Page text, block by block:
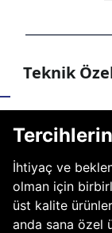
Teknik
İhtiyaç ve
olman için
üst kalite
anda sana özel